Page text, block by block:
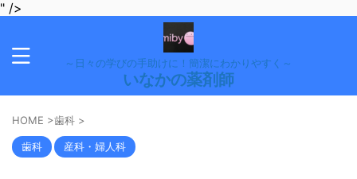
" />
～日々の学びの手助けに！簡潔にわかりやすく～
いなかの薬剤師
HOME >歯科 >
歯科 産科・婦人科